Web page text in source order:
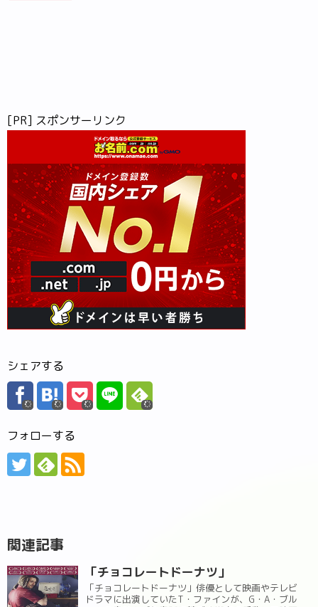
[PR] スポンサーリンク
シェアする
フォローする
関連記事
「チョコレートドーナツ」
「チョコレートドーナツ」俳優として映画やテレビ
ドラマに出演していたT・ファインが、G・A・ブル